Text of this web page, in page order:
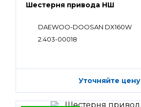
Шестерня привода НШ
DAEWOO-DOOSAN DX160W
2.403-00018
Уточняйте цену